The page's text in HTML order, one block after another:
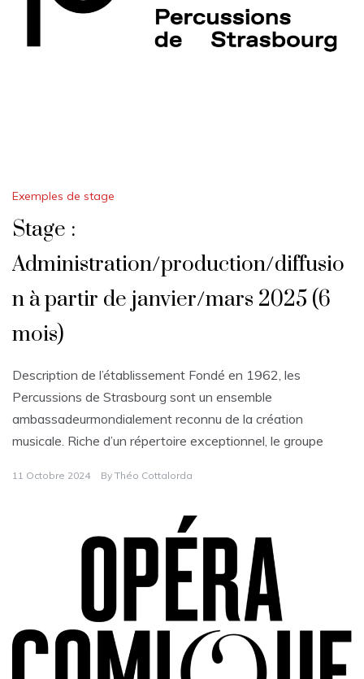
Exemples de stage
Stage :
Administration/production/diffusio
n à partir de janvier/mars 2025 (6
mois)
Description de l’établissement Fondé en 1962, les
Percussions de Strasbourg sont un ensemble
ambassadeurmondialement reconnu de la création
musicale. Riche d’un répertoire exceptionnel, le groupe
11 Octobre 2024 By Théo Cottalorda